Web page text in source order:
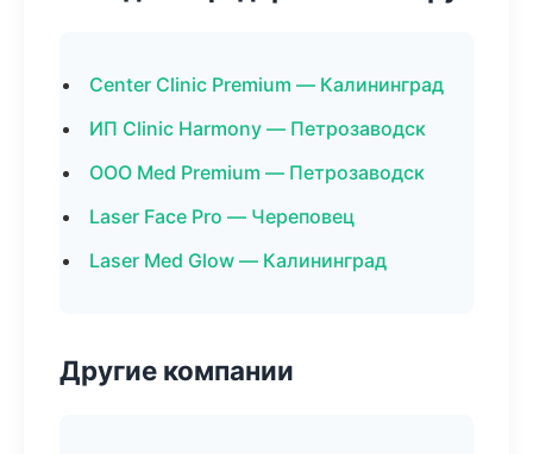
Center Clinic Premium — Калининград
ИП Clinic Harmony — Петрозаводск
ООО Med Premium — Петрозаводск
Laser Face Pro — Череповец
Laser Med Glow — Калининград
Другие компании